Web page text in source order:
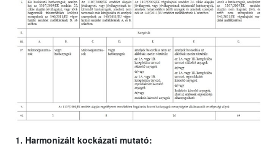
1. Harmonizált kockázati mutató: